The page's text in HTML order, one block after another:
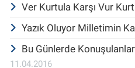
Ver Kurtula Karşı Vur
Yazık Oluyor Milletimin
Bu Günlerde
11.04.2016